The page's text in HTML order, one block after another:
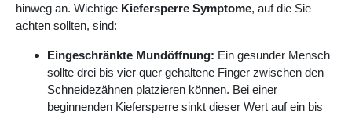
hinweg an. Wichtige Kiefersperre Symptome, auf die Sie
achten sollten, sind:
Eingeschränkte Mundöffnung: Ein gesunder Mensch
sollte drei bis vier quer gehaltene Finger zwischen den
Schneidezähnen platzieren können. Bei einer
beginnenden Kiefersperre sinkt dieser Wert auf ein bis